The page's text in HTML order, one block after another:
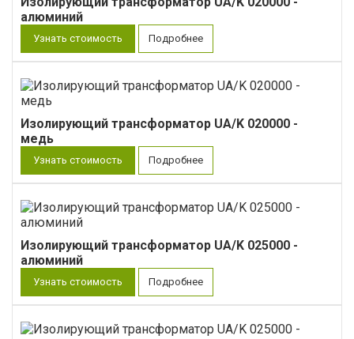
алюминий
Узнать стоимость Подробнее
Изолирующий трансформатор UA/K 020000 -
медь
Узнать стоимость Подробнее
Изолирующий трансформатор UA/K 025000 -
алюминий
Узнать стоимость Подробнее